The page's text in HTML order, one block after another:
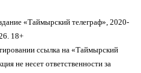
«Таймырский телеграф», 2020-
18+
ссылка на «Таймырский
не несет ответственности за